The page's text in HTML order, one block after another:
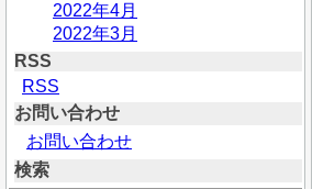
2022年4月
2022年3月
RSS
RSS
お問い合わせ
お問い合わせ
検索